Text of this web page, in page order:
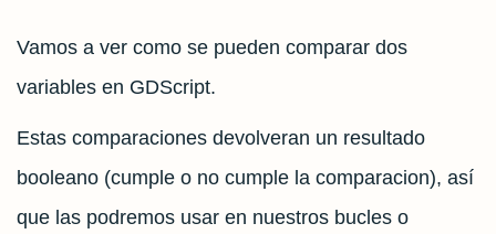
Vamos a ver como se pueden comparar dos
variables en GDScript.
Estas comparaciones devolveran un resultado
booleano (cumple o no cumple la comparacion), así
que las podremos usar en nuestros bucles o